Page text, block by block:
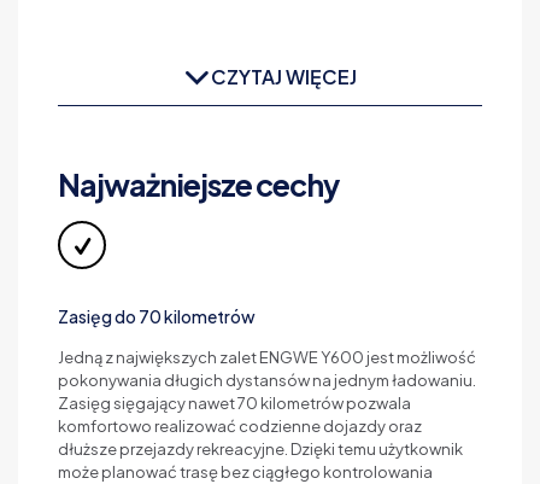
CZYTAJ WIĘCEJ
Najważniejsze cechy
Zasięg do 70 kilometrów
Jedną z największych zalet ENGWE Y600 jest możliwość
pokonywania długich dystansów na jednym ładowaniu.
Zasięg sięgający nawet 70 kilometrów pozwala
komfortowo realizować codzienne dojazdy oraz
dłuższe przejazdy rekreacyjne. Dzięki temu użytkownik
może planować trasę bez ciągłego kontrolowania